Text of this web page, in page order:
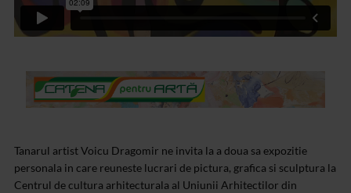
Tanarul artist Voicu Dragomir ne invita la a doua sa expozitie
personala in care reuneste lucrari de pictura, grafica si sculptura la
Centrul de cultura arhitecturala al Uniunii Arhitectilor din